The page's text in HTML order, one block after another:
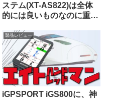
ステム(XT-AS822)は全体
的には良いものなのに重大
も惜しい
製品レビュー
iGPSPORT iGS800に、神